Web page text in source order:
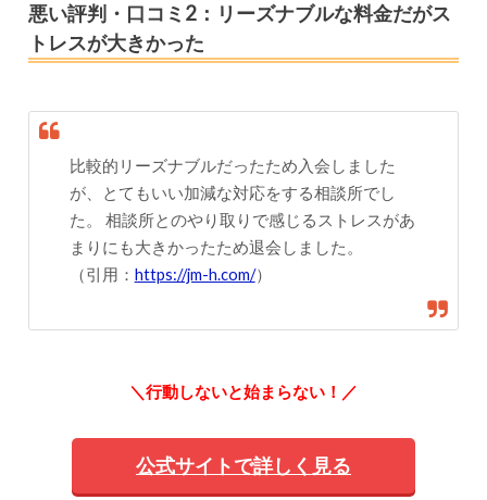
悪い評判・口コミ2：リーズナブルな料金だがス
トレスが大きかった
比較的リーズナブルだったため入会しました
が、とてもいい加減な対応をする相談所でし
た。 相談所とのやり取りで感じるストレスがあ
まりにも大きかったため退会しました。
（引用： https://jm-h.com/）
＼行動しないと始まらない！／
公式サイトで詳しく見る